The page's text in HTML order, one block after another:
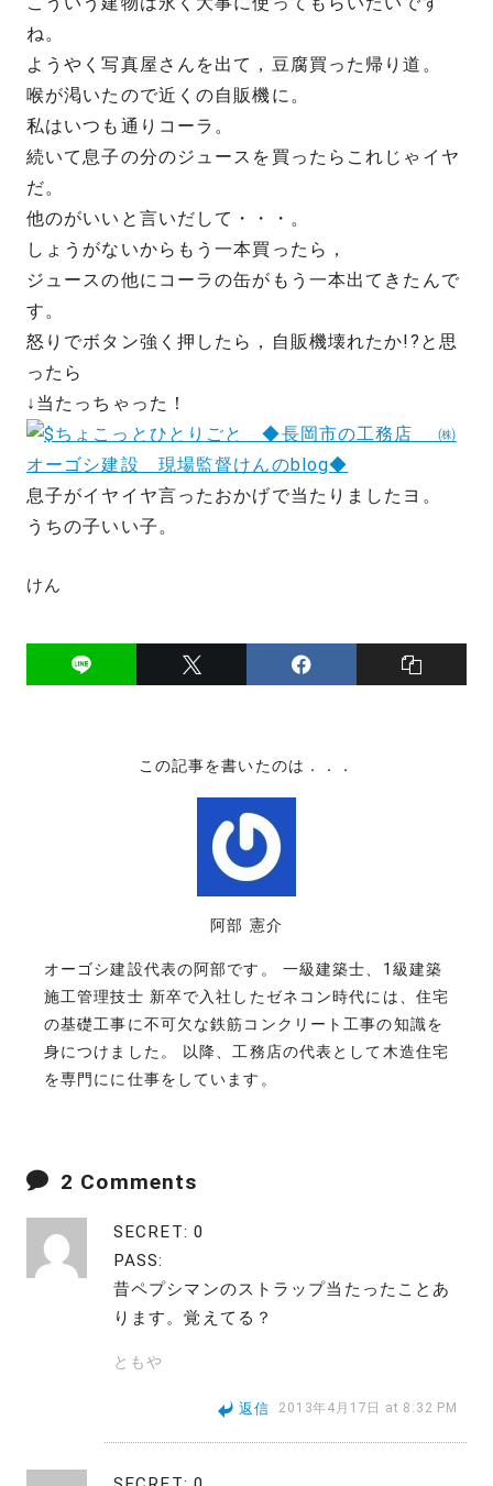
ね。
ようやく写真屋さんを出て，豆腐買った帰り道。
喉が渇いたので近くの自販機に。
私はいつも通りコーラ。
続いて息子の分のジュースを買ったらこれじゃイヤ
だ。
他のがいいと言いだして・・・。
しょうがないからもう一本買ったら，
ジュースの他にコーラの缶がもう一本出てきたんで
す。
怒りでボタン強く押したら，自販機壊れたか!?と思
ったら
↓当たっちゃった！
息子がイヤイヤ言ったおかげで当たりましたヨ。
うちの子いい子。
けん
この記事を書いたのは．．．
阿部 憲介
オーゴシ建設代表の阿部です。 一級建築士、1級建築
施工管理技士 新卒で入社したゼネコン時代には、住宅
の基礎工事に不可欠な鉄筋コンクリート工事の知識を
身につけました。 以降、工務店の代表として木造住宅
を専門にに仕事をしています。
2 Comments
SECRET: 0
PASS:
昔ペプシマンのストラップ当たったことあ
ります。覚えてる？
ともや
返信 2013年4月17日 at 8:32 PM